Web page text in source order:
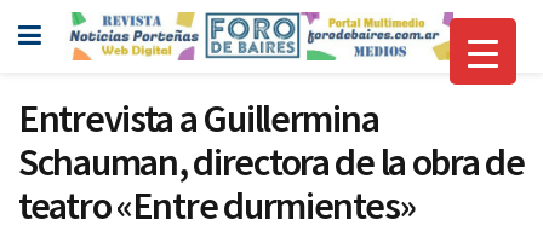
Entrevista a Guillermina
Schauman, directora de la obra de
teatro «Entre durmientes»